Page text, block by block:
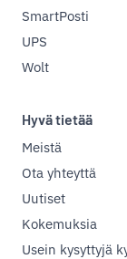
SmartPosti
UPS
Wolt
Hyvä tietää
Meistä
Ota yhteyttä
Uutiset
Kokemuksia
Usein kysyttyjä